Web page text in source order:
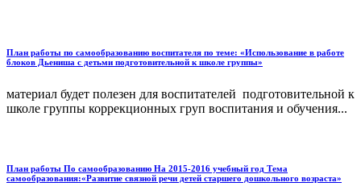
План работы по самообразованию воспитателя по теме: «Использование в работе
блоков Дьениша с детьми подготовительной к школе группы»
материал будет полезен для воспитателей подготовительной к
школе группы коррекционных груп воспитания и обучения...
План работы По самообразованию На 2015-2016 учебный год Тема
самообразования:«Развитие связной речи детей старшего дошкольного возраста»